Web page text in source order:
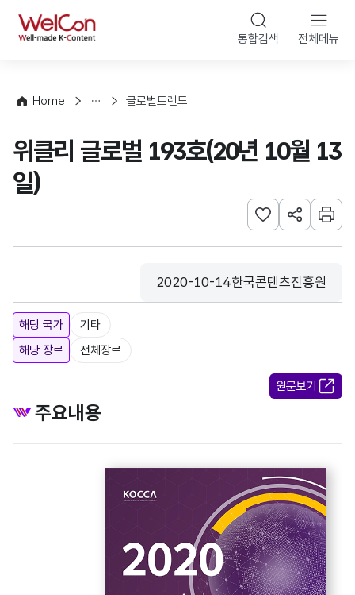
WelCon 통합검색 전체메뉴
Home
향
계
글로벌트렌드
위클리 글로벌 193호(20년 10월 13
일)
관심사 등록하기
URL 공유하
인쇄
등록일
2020-10-14
수집기관
한국콘텐츠진흥원
해당 국가
기타
해당 장르
전체장르
원문보기
주요내용